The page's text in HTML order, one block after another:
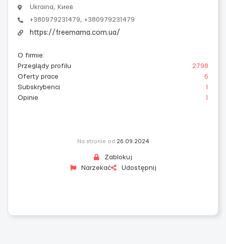
Ukraina, Киев
+380979231479, +380979231479
https://freemama.com.ua/
O firmie:
Przeglądy profilu
2798
Oferty prace
6
Subskrybenci
1
Opinie
1
Na stronie od 26.09.2024
Zablokuj
Narzekać
Udostępnij